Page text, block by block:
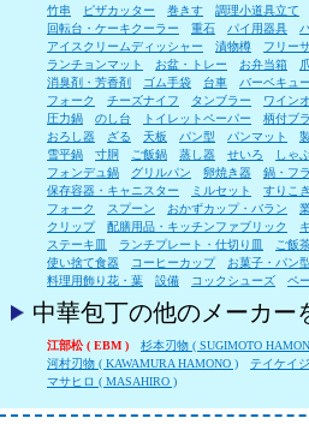
竹串
ピザカッター 巻きす
調理小道具立て
回転台・ケーキクーラー
重石 パイ用器具
アイスクリームディッシャー
漬物樽
フリー
ランチョンマット
お盆・トレー お弁当箱
消臭剤・芳香剤
ゴム手袋 台車
バーベキュ
フォーク
チーズナイフ タンブラー
ワイン
圧力鍋
のし台 トイレットペーパー
柄付ブ
おろし器
ざる 天板 パン型 パンマット
雪平鍋
寸胴 ご飯鍋 蒸し器 せいろ
しゃ
フォンデュ鍋
グリルパン 卵焼き器
鍋・フ
保存容器・キャニスター
ミルセット
すりこ
フォーク
スプーン おかずカップ・バラン
クリップ
配膳用品・キッチンファブリック
ステーキ皿
ランチプレート・仕切り皿
ご飯
使い捨て食器
コーヒーカップ
お菓子・パン
料理用飾り花・葉
設備 コックシューズ ペ
中華包丁の他のメーカー
江部松 ( EBM )
杉本刃物 ( SUGIMOTO
河村刃物 ( KAWAMURA HAMONO )
テイケイ
マサヒロ ( MASAHIRO )